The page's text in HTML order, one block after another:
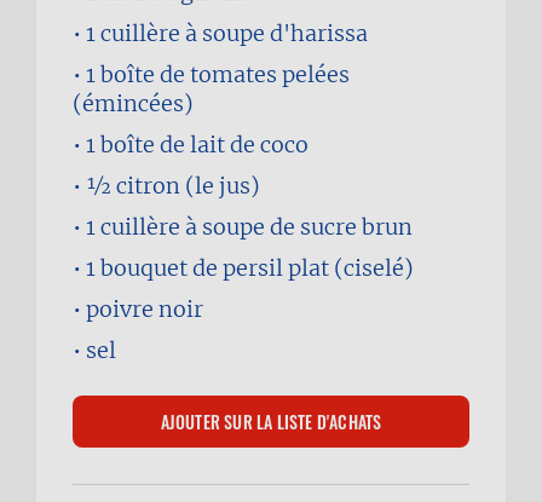
1 cuillère à soupe d'harissa
1 boîte de tomates pelées
(émincées)
1 boîte de lait de coco
1⁄2 citron (le jus)
1 cuillère à soupe de sucre brun
1 bouquetde persil plat (ciselé)
poivre noir
sel